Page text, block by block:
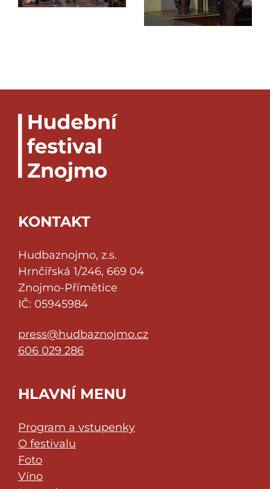
KONTAKT
Hudbaznojmo, z.s.
Hrnčířská 1/246, 669 04
Znojmo-Přímětice
IČ: 05945984
press@hudbaznojmo.cz
606 029 286
HLAVNÍ MENU
Program a vstupenky
O festivalu
Foto
Víno